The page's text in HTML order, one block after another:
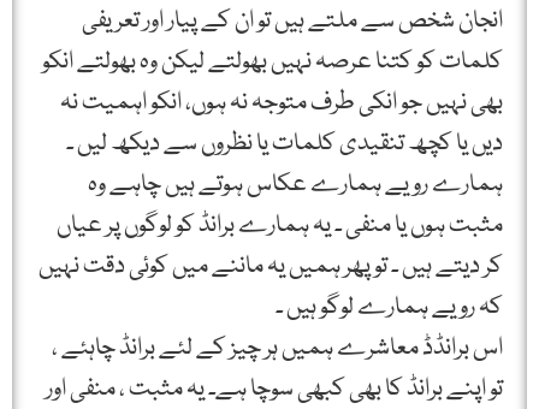
انجان شخص سے ملتے ہیں تو ان کے پیار اور تعریفی
کلمات کو کتنا عرصہ نہیں بھولتے لیکن وہ بھولتے انکو
بھی نہیں جو انکی طرف متوجہ نہ ہوں، انکو اہمیت نہ
دیں یا کچھ تنقیدی کلمات یا نظروں سے دیکھ لیں ۔
ہمارے رویے ہمارے عکاس ہوتے ہیں چاہے وہ
مثبت ہوں یا منفی ۔ یہ ہمارے برانڈ کو لوگوں پر عیاں
کر دیتے ہیں ۔ تو پھر ہمیں یہ ماننے میں کوئی دقت نہیں
کہ رویے ہمارے لوگو ہیں ۔
اس برانڈڈ معاشرے ہمیں ہر چیز کے لئے برانڈ چاہئے ،
تو اپنے برانڈ کا بھی کبھی سوچا ہے۔ یہ مثبت ، منفی اور